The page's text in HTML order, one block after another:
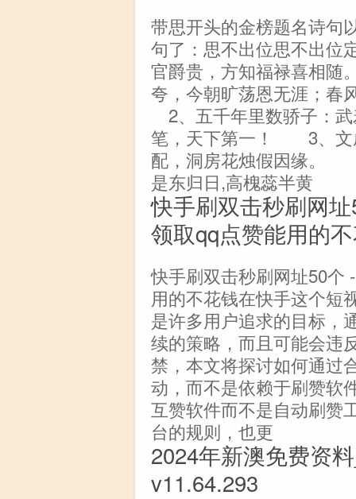
带思开头的金榜题名诗句
句了：思不出位思不出位
官爵贵，方知福禄喜相随
夸，今朝旷荡恩无涯；
2、五千年里数骄子：
笔，天下第一！ 3、文
配，洞房花烛假因缘。
是东归日,高槐蕊半黄
快手刷双击秒刷网
领取qq点赞能用的
快手刷双击秒刷网址50个
用的不花钱在快手这个短
是许多用户追求的目标，
续的策略，而且可能会违
禁，本文将探讨如何通过
动，而不是依赖于刷赞软
互赞软件而不是自动刷赞
台的规则，也更
2024年新澳免费资
v11.64.293